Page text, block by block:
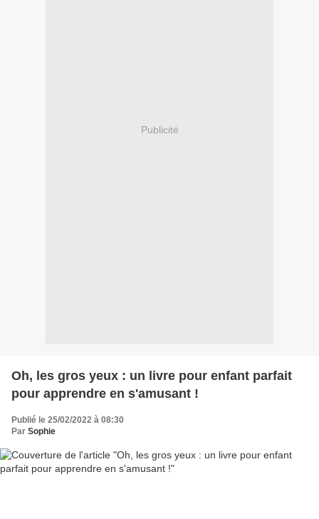
Publicité
Oh, les gros yeux : un livre pour enfant parfait
pour apprendre en s'amusant !
Publié le 25/02/2022 à 08:30
Par Sophie